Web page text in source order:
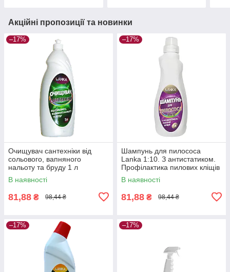
Акційні пропозиції та новинки
–17%
Очищувач сантехніки від
сольового, вапняного
нальоту та бруду 1 л
В наявності
81,88 ₴ 98,44 ₴
–17%
Шампунь для пилососа
Lanka 1:10. З антистатиком.
Профілактика пилових кліщів
1 л
В наявності
81,88 ₴ 98,44 ₴
–17% –17%